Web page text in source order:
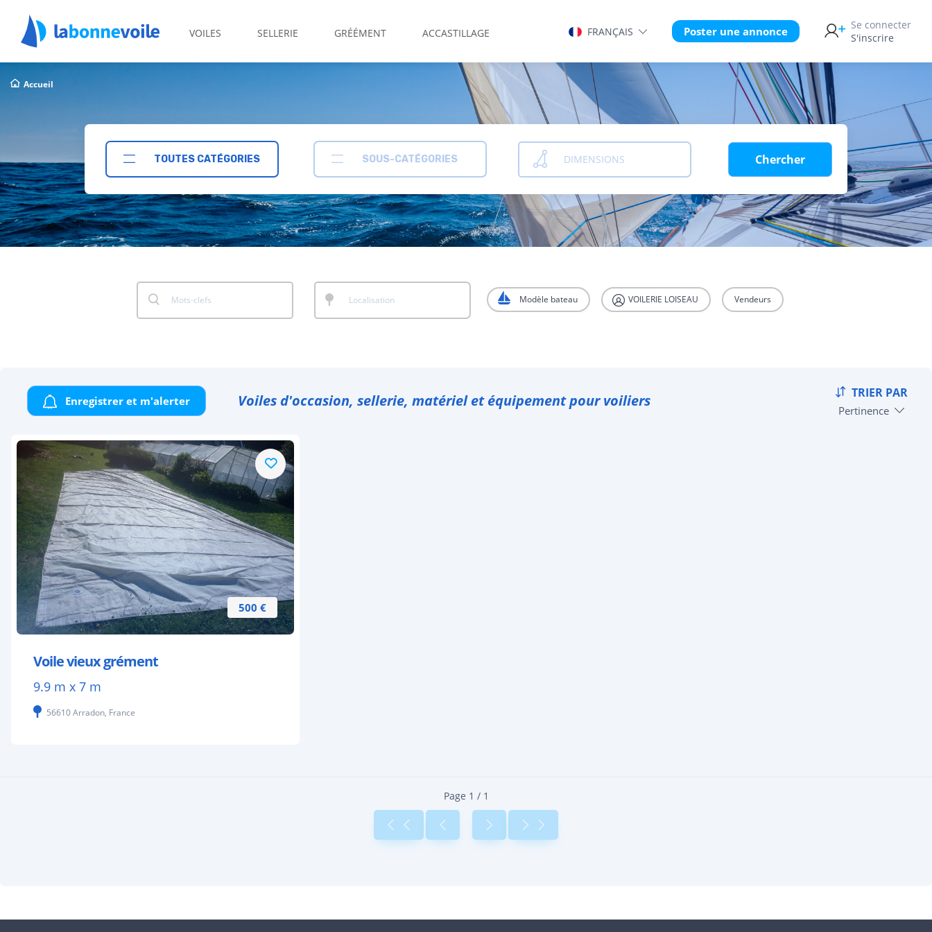
VOILES SELLERIE GRÉÉMENT ACCASTILLAGE FRANÇAIS Poster une annonce
Se connecter
S'inscrire
Accueil
TOUTES CATÉGORIES SOUS-CATÉGORIES DIMENSIONS Chercher
Modèle bateau VOILERIE LOISEAU Vendeurs
Voiles d'occasion, sellerie, matériel et équipement pour voiliers
Enregistrer et m'alerter
TRIER PAR
Pertinence
500 €
Voile vieux grément
9.9 m x 7 m
56610 Arradon, France
Page 1 / 1